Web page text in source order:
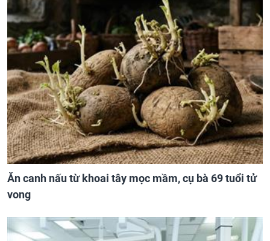
Ăn canh nấu từ khoai tây mọc mầm, cụ bà 69 tuổi tử
vong